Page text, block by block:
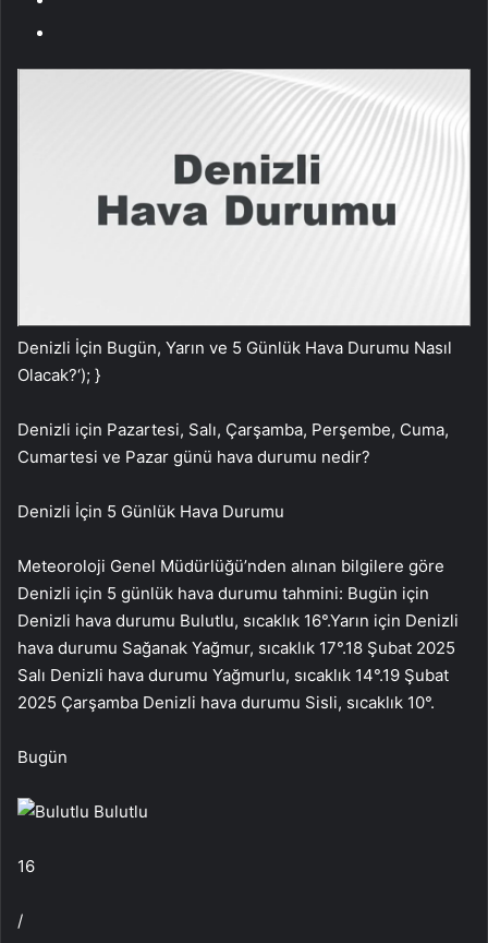
Denizli İçin Bugün, Yarın ve 5 Günlük Hava Durumu Nasıl
Olacak?‘); }
Denizli için Pazartesi, Salı, Çarşamba, Perşembe, Cuma,
Cumartesi ve Pazar günü hava durumu nedir?
Denizli İçin 5 Günlük Hava Durumu
Meteoroloji Genel Müdürlüğü’nden alınan bilgilere göre
Denizli için 5 günlük hava durumu tahmini: Bugün için
Denizli hava durumu Bulutlu, sıcaklık 16°.Yarın için Denizli
hava durumu Sağanak Yağmur, sıcaklık 17°.18 Şubat 2025
Salı Denizli hava durumu Yağmurlu, sıcaklık 14°.19 Şubat
2025 Çarşamba Denizli hava durumu Sisli, sıcaklık 10°.
Bugün
Bulutlu
16
/